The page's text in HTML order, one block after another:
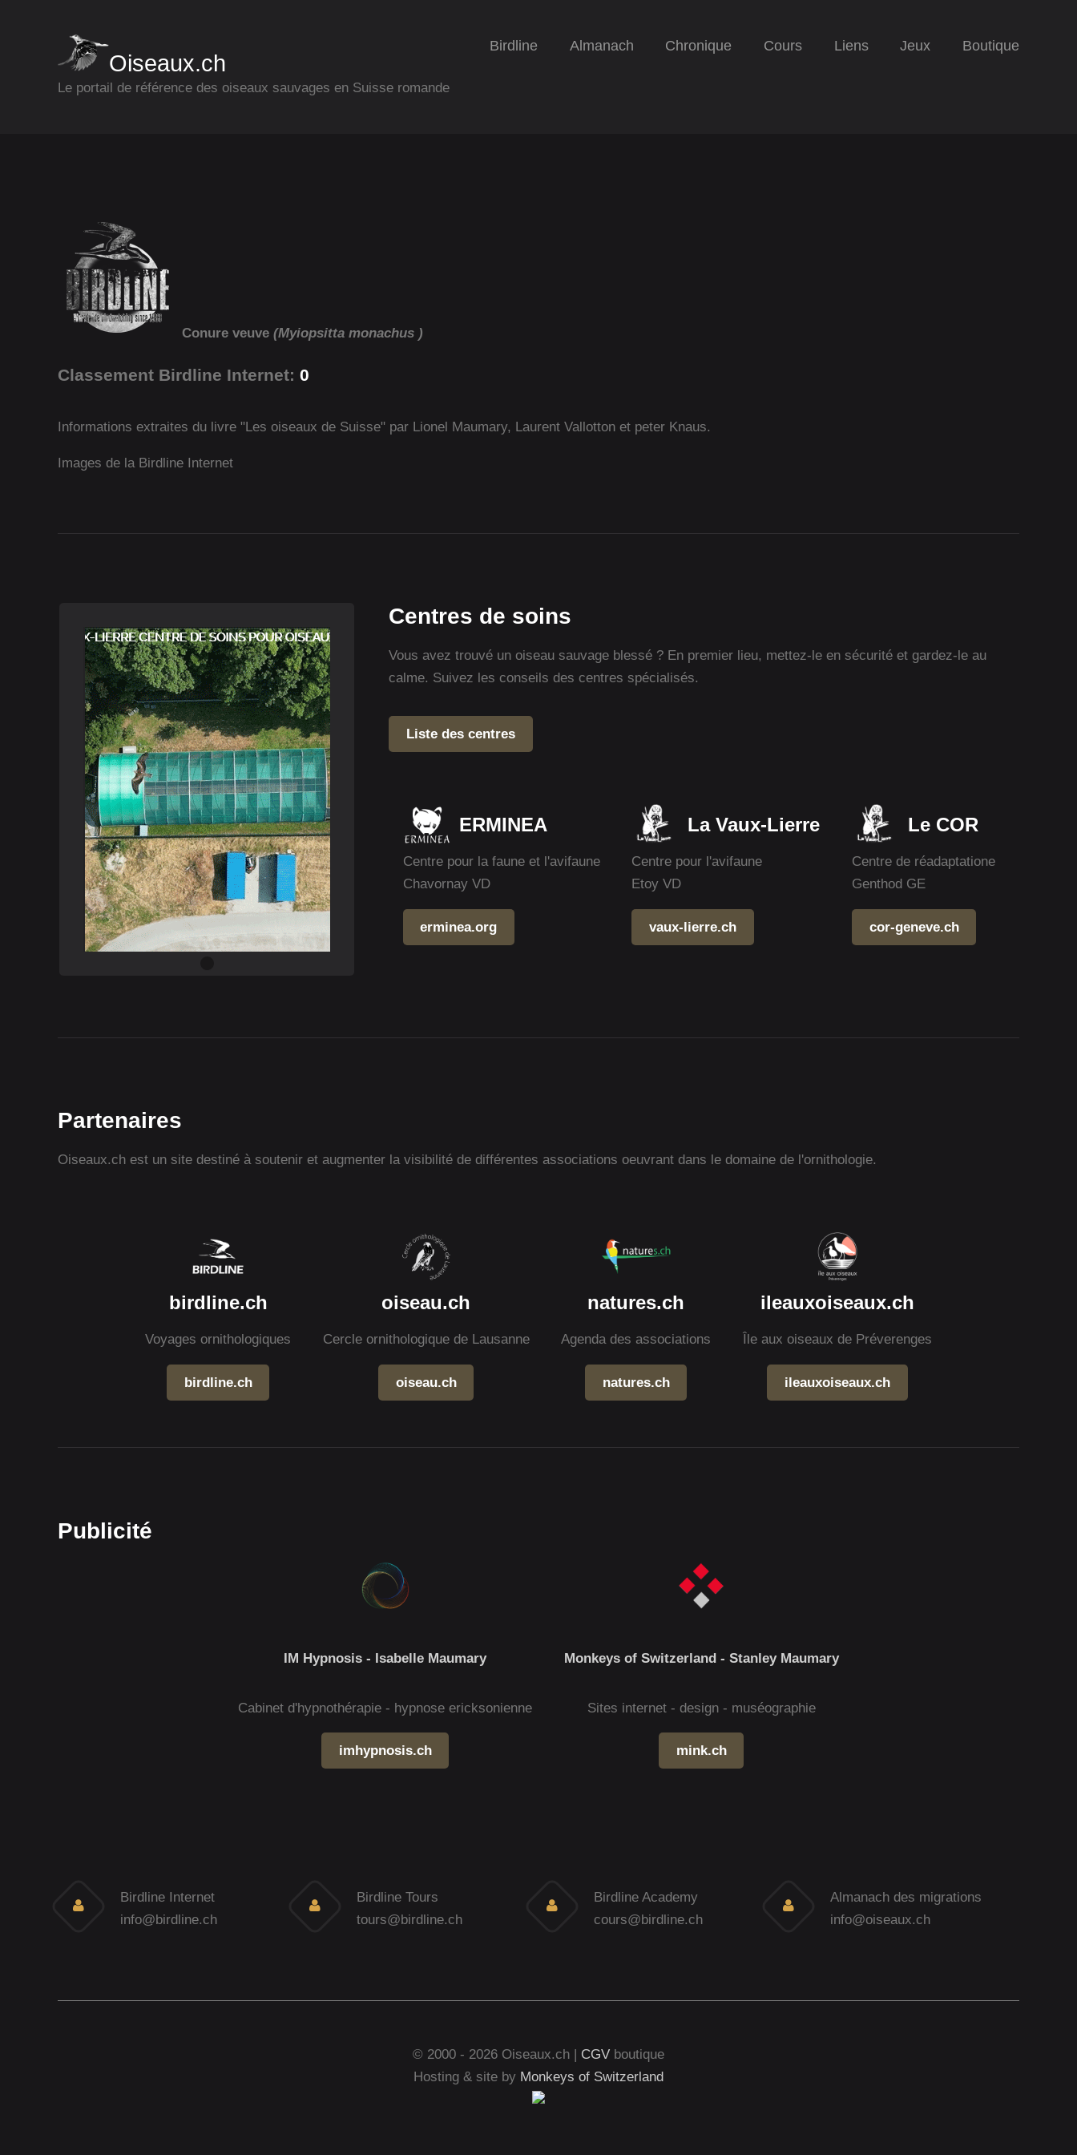
Oiseaux.ch
Le portail de référence des oiseaux sauvages en Suisse romande
Birdline Almanach Chronique Cours Liens Jeux Boutique
Conure veuve (Myiopsitta monachus )
Classement Birdline Internet: 0
Informations extraites du livre "Les oiseaux de Suisse" par Lionel Maumary, Laurent Vallotton et peter Knaus.
Images de la Birdline Internet
Centres de soins
Vous avez trouvé un oiseau sauvage blessé ? En premier lieu, mettez-le en sécurité et gardez-le au
calme. Suivez les conseils des centres spécialisés.
Liste des centres
ERMINEA
Centre pour la faune et l'avifaune
Chavornay VD
erminea.org
La Vaux-Lierre
Centre pour l'avifaune
Etoy VD
vaux-lierre.ch
Le COR
Centre de réadaptatione
Genthod GE
cor-geneve.ch
Partenaires
Oiseaux.ch est un site destiné à soutenir et augmenter la visibilité de différentes associations oeuvrant dans le domaine de l'ornithologie.
birdline.ch
Voyages ornithologiques
birdline.ch
oiseau.ch
Cercle ornithologique de Lausanne
oiseau.ch
natures.ch
Agenda des associations
natures.ch
ileauxoiseaux.ch
Île aux oiseaux de Préverenges
ileauxoiseaux.ch
Publicité
IM Hypnosis - Isabelle Maumary
Cabinet d'hypnothérapie - hypnose ericksonienne
imhypnosis.ch
Monkeys of Switzerland - Stanley Maumary
Sites internet - design - muséographie
mink.ch
Birdline Internet
info@birdline.ch
Birdline Tours
tours@birdline.ch
Birdline Academy
cours@birdline.ch
Almanach des migrations
info@oiseaux.ch
© 2000 - 2026 Oiseaux.ch | CGV boutique
Hosting & site by Monkeys of Switzerland